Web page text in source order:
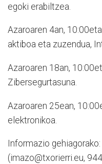
egoki erabiltzea.
Azaroaren 4an,
aktiboa eta zuzendua,
Azaroaren 18an,
Zibersegurtasuna.
Azaroaren 25ean,
elektronikoa.
Informazio
(imazo@txorierri.eu,